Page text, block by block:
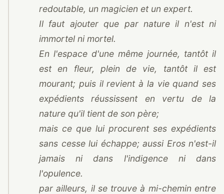
redoutable, un magicien et un expert.
Il faut ajouter que par nature il n'est ni
immortel ni mortel.
En l'espace d'une même journée, tantôt il
est en fleur, plein de vie, tantôt il est
mourant; puis il revient à la vie quand ses
expédients réussissent en vertu de la
nature qu'il tient de son père;
mais ce que lui procurent ses expédients
sans cesse lui échappe; aussi Eros n'est-il
jamais ni dans l'indigence ni dans
l'opulence.
par ailleurs, il se trouve à mi-chemin entre